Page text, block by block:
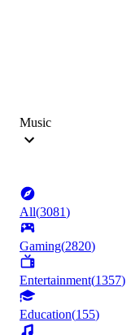
Music
All(3081)
Gaming(2820)
Entertainment(1357)
Education(155)